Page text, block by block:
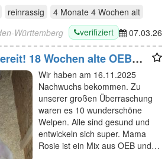
reinrassig 4 Monate 4 Wochen alt
Württemberg verifiziert 07.03.26
18 Wochen alte OEB
Wir haben am 16.11.2025
Nachwuchs bekommen. Zu
unserer großen Überraschung
waren es 10 wunderschöne
Welpen. Alle sind gesund und
entwickeln sich super. Mama
Rosie ist ein Mix aus OEB und…